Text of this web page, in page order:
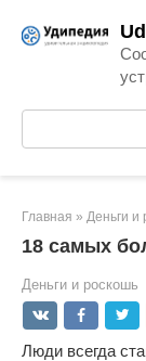
Главная » Деньги и
18 самых
Деньги и роскошь
Люди всегда